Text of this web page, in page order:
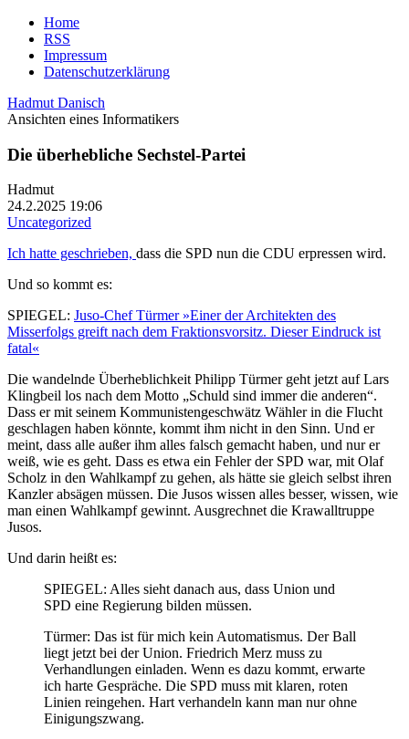
Home
RSS
Impressum
Datenschutzerklärung
Hadmut Danisch
Ansichten eines Informatikers
Die überhebliche Sechstel-Partei
Hadmut
24.2.2025 19:06
Uncategorized
Ich hatte geschrieben, dass die SPD nun die CDU erpressen wird.
Und so kommt es:
SPIEGEL: Juso-Chef Türmer »Einer der Architekten des
Misserfolgs greift nach dem Fraktionsvorsitz. Dieser Eindruck ist
fatal«
Die wandelnde Überheblichkeit Philipp Türmer geht jetzt auf Lars
Klingbeil los nach dem Motto „Schuld sind immer die anderen“.
Dass er mit seinem Kommunistengeschwätz Wähler in die Flucht
geschlagen haben könnte, kommt ihm nicht in den Sinn. Und er
meint, dass alle außer ihm alles falsch gemacht haben, und nur er
weiß, wie es geht. Dass es etwa ein Fehler der SPD war, mit Olaf
Scholz in den Wahlkampf zu gehen, als hätte sie gleich selbst ihren
Kanzler absägen müssen. Die Jusos wissen alles besser, wissen, wie
man einen Wahlkampf gewinnt. Ausgrechnet die Krawalltruppe
Jusos.
Und darin heißt es:
SPIEGEL: Alles sieht danach aus, dass Union und
SPD eine Regierung bilden müssen.
Türmer: Das ist für mich kein Automatismus. Der Ball
liegt jetzt bei der Union. Friedrich Merz muss zu
Verhandlungen einladen. Wenn es dazu kommt, erwarte
ich harte Gespräche. Die SPD muss mit klaren, roten
Linien reingehen. Hart verhandeln kann man nur ohne
Einigungszwang.